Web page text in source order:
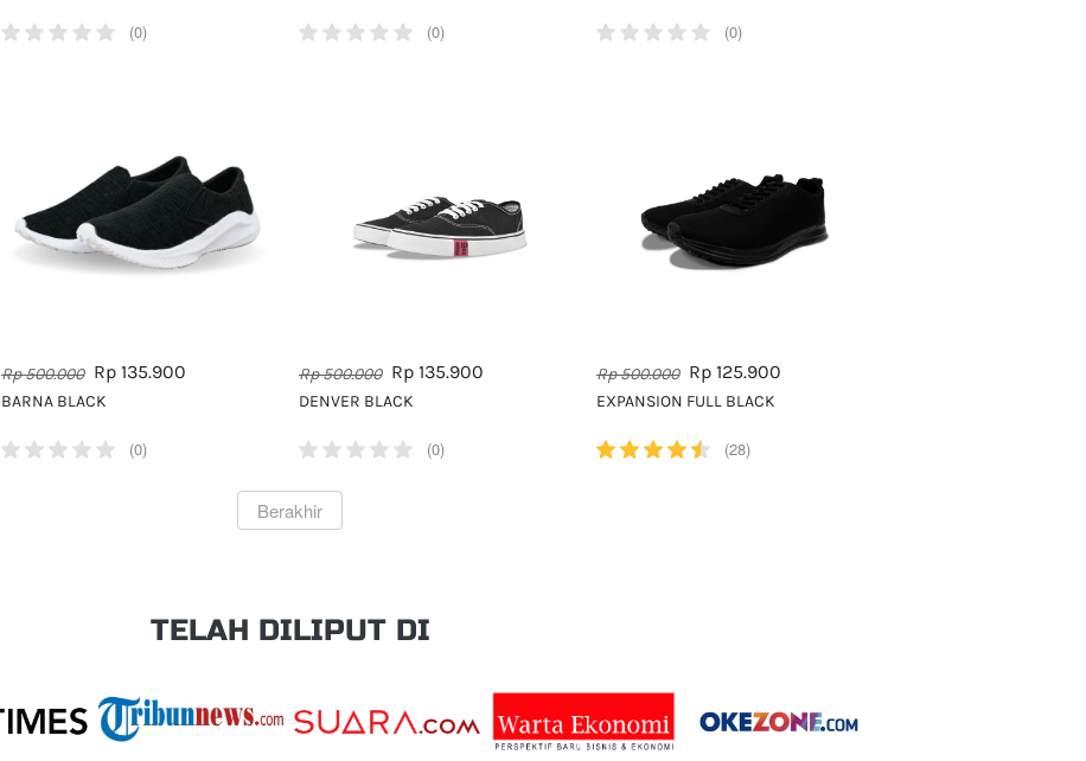
(0) (0) (0)
Rp 500.000 Rp 135.900
BARNA BLACK
(0)
Rp 500.000 Rp 135.900
DENVER BLACK
(0)
Rp 500.000 Rp 125.900
EXPANSION FULL BLACK
(28)
`Berakhir
TELAH DILIPUT DI